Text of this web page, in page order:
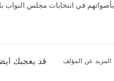
بأصواتهم في انتخابات مجلس النواب
قد يعجبك المزيد عن المؤلف